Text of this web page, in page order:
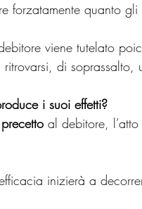
forzatamente quanto gli
viene tutelato
di soprassalto,
i suoi effetti?
precetto al debitore,
inizierà a